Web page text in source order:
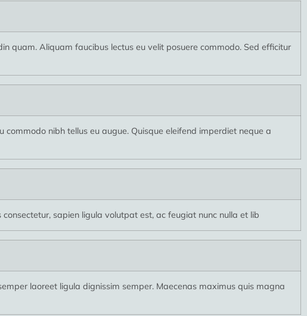
quam. Aliquam faucibus lectus eu velit posuere commodo. Sed efficitur
nibh tellus eu augue. Quisque eleifend imperdiet neque a
sapien ligula volutpat est, ac feugiat nunc nulla et lib
laoreet ligula dignissim semper. Maecenas maximus quis magna